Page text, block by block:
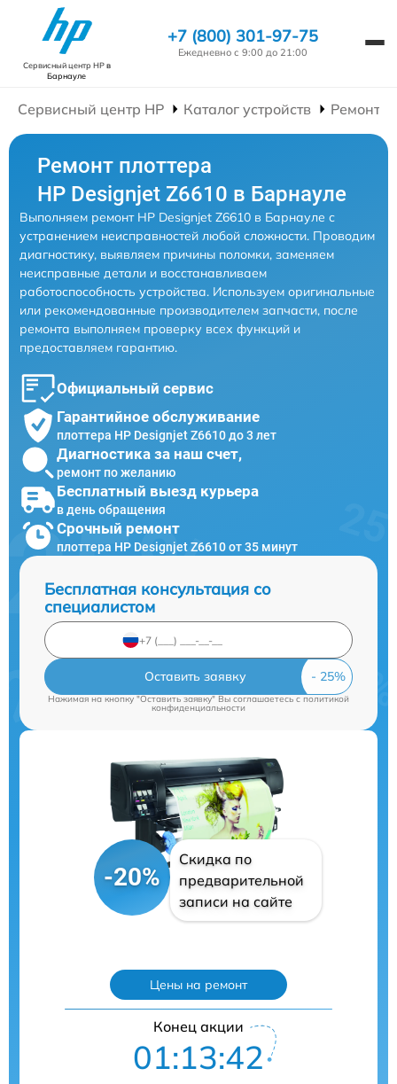
Сервисный центр HPв
Барнауле
+7 (800) 301-97-75
Ежедневно с 9:00 до 21:00
Сервисный центр HP Каталог устройств Ремонт
Ремонт плоттера
HP Designjet Z6610 в Барнауле
Выполняем ремонт HP Designjet Z6610 в Барнауле с
устранением неисправностей любой сложности. Проводим
диагностику, выявляем причины поломки, заменяем
неисправные детали и восстанавливаем
работоспособность устройства. Используем оригинальные
или рекомендованные производителем запчасти, после
ремонта выполняем проверку всех функций и
предоставляем гарантию.
Официальный сервис
Гарантийное обслуживание
плоттера HP Designjet Z6610 до 3 лет
Диагностика за наш счет,
ремонт по желанию
Бесплатный выезд курьера
в день обращения
Срочный ремонт
плоттера HP Designjet Z6610 от 35 минут
Бесплатная консультация со
специалистом
Оставить заявку
Нажимая на кнопку "Оставить заявку" Вы соглашаетесь cполитикой
конфиденциальности
-20%
Скидка по
предварительной
записи на сайте
Цены на ремонт
Конец акции
01:13:41